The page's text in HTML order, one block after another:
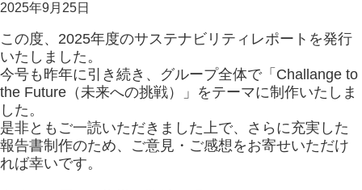
2025年9月25日
この度、2025年度のサステナビリティレポートを発行
いたしました。
今号も昨年に引き続き、グループ全体で「Challange to
the Future（未来への挑戦）」をテーマに制作いたしま
した。
是非ともご一読いただきました上で、さらに充実した
報告書制作のため、ご意見・ご感想をお寄せいただけ
れば幸いです。